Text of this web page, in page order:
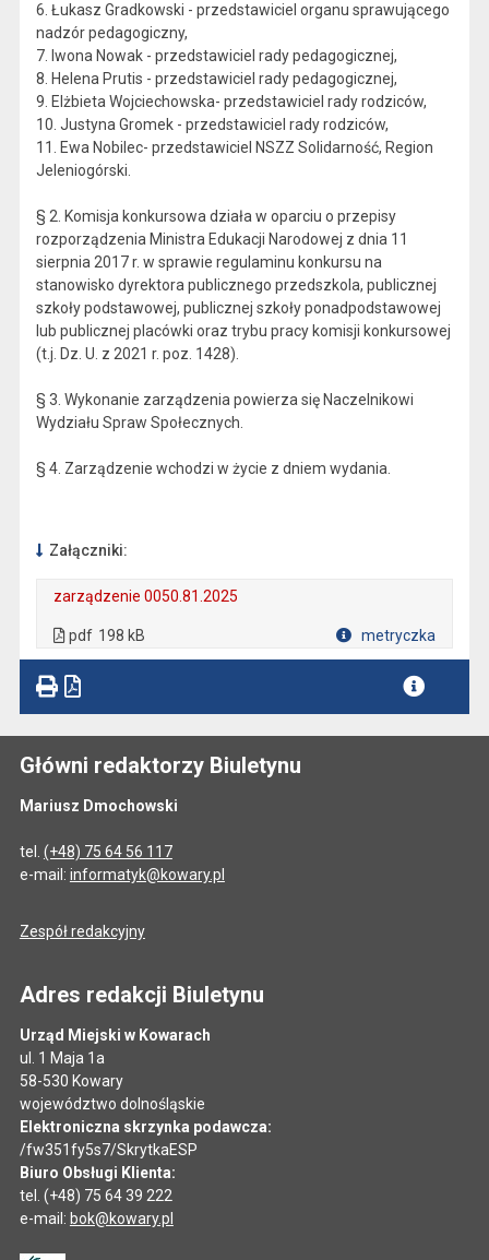
6. Łukasz Gradkowski - przedstawiciel organu sprawującego
nadzór pedagogiczny,
7. Iwona Nowak - przedstawiciel rady pedagogicznej,
8. Helena Prutis - przedstawiciel rady pedagogicznej,
9. Elżbieta Wojciechowska- przedstawiciel rady rodziców,
10. Justyna Gromek - przedstawiciel rady rodziców,
11. Ewa Nobilec- przedstawiciel NSZZ Solidarność, Region
Jeleniogórski.
§ 2. Komisja konkursowa działa w oparciu o przepisy
rozporządzenia Ministra Edukacji Narodowej z dnia 11
sierpnia 2017 r. w sprawie regulaminu konkursu na
stanowisko dyrektora publicznego przedszkola, publicznej
szkoły podstawowej, publicznej szkoły ponadpodstawowej
lub publicznej placówki oraz trybu pracy komisji konkursowej
(t.j. Dz. U. z 2021 r. poz. 1428).
§ 3. Wykonanie zarządzenia powierza się Naczelnikowi
Wydziału Spraw Społecznych.
§ 4. Zarządzenie wchodzi w życie z dniem wydania.
Załączniki:
zarządzenie 0050.81.2025
pdf 198 kB metryczka
Główni redaktorzy Biuletynu
Mariusz Dmochowski
tel. (+48) 75 64 56 117
e-mail: informatyk@kowary.pl
Zespół redakcyjny
Adres redakcji Biuletynu
Urząd Miejski w Kowarach
ul. 1 Maja 1a
58-530 Kowary
województwo dolnośląskie
Elektroniczna skrzynka podawcza:
/fw351fy5s7/SkrytkaESP
Biuro Obsługi Klienta:
tel. (+48) 75 64 39 222
e-mail: bok@kowary.pl